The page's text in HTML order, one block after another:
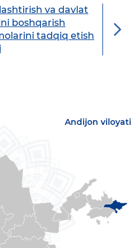
va davlat
boshqarish
tadqiq etish
Andijon viloyati